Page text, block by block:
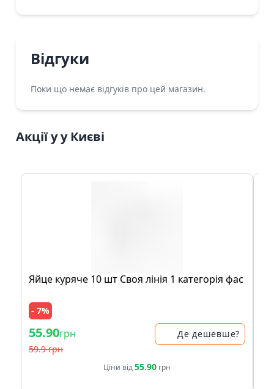
Відгуки
Поки що немає відгуків про цей магазин.
Акції у у Києві
Яйце куряче 10 шт Своя лінія 1 категорія фас
- 7%
55.90грн
59.9 грн
Де дешевше?
Ціни від55.90 грн